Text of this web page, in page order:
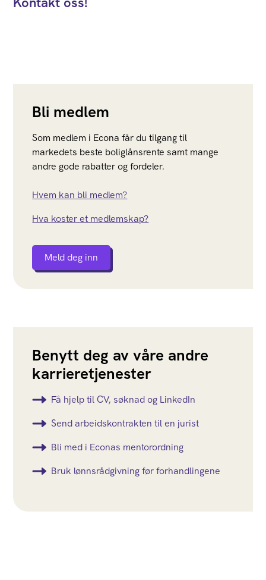
Bli medlem
Som medlem i Econa får du tilgang til
markedets beste boliglånsrente samt mange
andre gode rabatter og fordeler.
Hvem kan bli medlem?
Hva koster et medlemskap?
Meld deg inn
Benytt deg av våre andre
karrieretjenester
Få hjelp til CV, søknad og LinkedIn
Send arbeidskontrakten til en jurist
Bli med i Econas mentorordning
Bruk lønnsrådgivning før forhandlingene